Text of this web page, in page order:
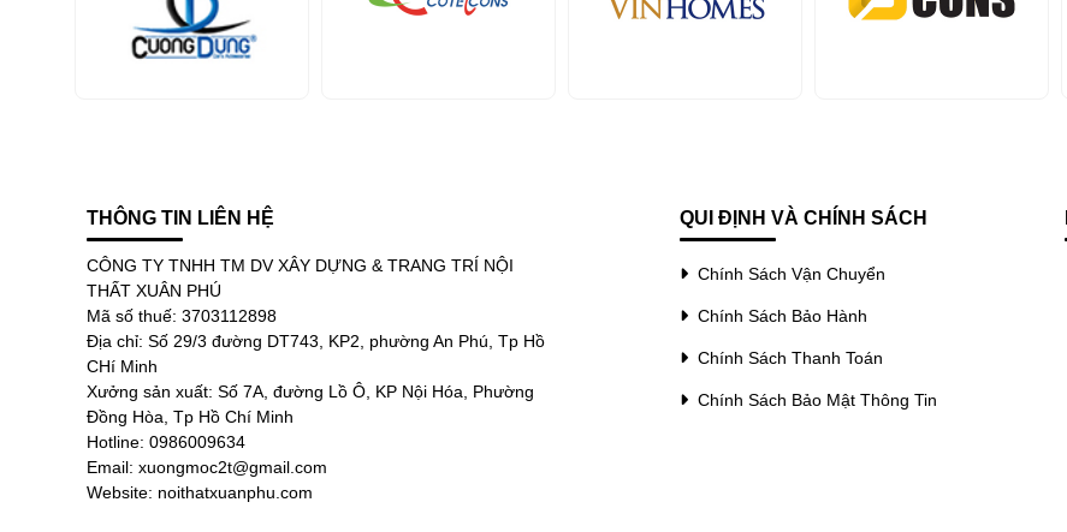
THÔNG TIN LIÊN HỆ
CÔNG TY TNHH TM DV XÂY DỰNG & TRANG TRÍ NỘI
THẤT XUÂN PHÚ
Mã số thuế: 3703112898
Địa chỉ: Số 29/3 đường DT743, KP2, phường An Phú, Tp Hồ
CHí Minh
Xưởng sản xuất: Số 7A, đường Lồ Ô, KP Nội Hóa, Phường
Đồng Hòa, Tp Hồ Chí Minh
Hotline: 0986009634
Email: xuongmoc2t@gmail.com
Website: noithatxuanphu.com
QUI ĐỊNH VÀ CHÍNH SÁCH
Chính Sách Vận Chuyển
Chính Sách Bảo Hành
Chính Sách Thanh Toán
Chính Sách Bảo Mật Thông Tin